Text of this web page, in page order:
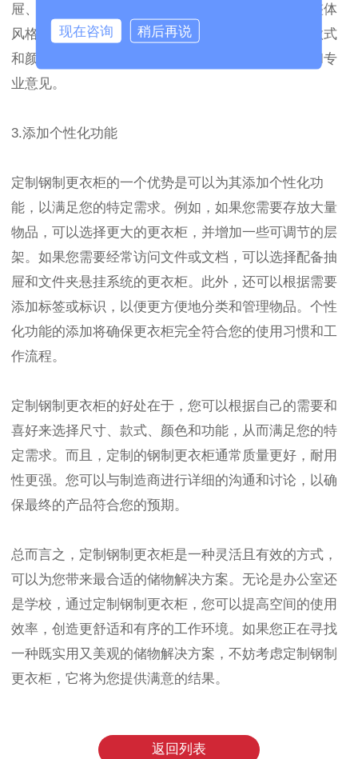
屉、是否需要带锁等。颜色则可以根据室内装饰和整体
风格来决定，确保更衣柜与环境协调一致。在选择款式
和颜色时，您可以咨询制造商，以获得他们的建议和专
业意见。
3.添加个性化功能
定制钢制更衣柜的一个优势是可以为其添加个性化功
能，以满足您的特定需求。例如，如果您需要存放大量
物品，可以选择更大的更衣柜，并增加一些可调节的层
架。如果您需要经常访问文件或文档，可以选择配备抽
屉和文件夹悬挂系统的更衣柜。此外，还可以根据需要
添加标签或标识，以便更方便地分类和管理物品。个性
化功能的添加将确保更衣柜完全符合您的使用习惯和工
作流程。
定制钢制更衣柜的好处在于，您可以根据自己的需要和
喜好来选择尺寸、款式、颜色和功能，从而满足您的特
定需求。而且，定制的钢制更衣柜通常质量更好，耐用
性更强。您可以与制造商进行详细的沟通和讨论，以确
保最终的产品符合您的预期。
总而言之，定制钢制更衣柜是一种灵活且有效的方式，
可以为您带来最合适的储物解决方案。无论是办公室还
是学校，通过定制钢制更衣柜，您可以提高空间的使用
效率，创造更舒适和有序的工作环境。如果您正在寻找
一种既实用又美观的储物解决方案，不妨考虑定制钢制
更衣柜，它将为您提供满意的结果。
返回列表
现在咨询 稍后再说